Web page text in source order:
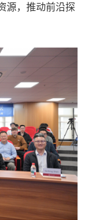
源，推动前沿探